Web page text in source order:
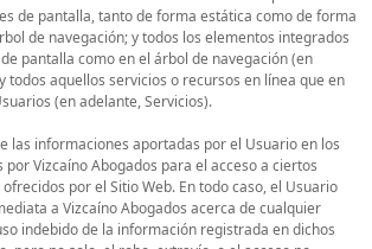
de pantalla, tanto de forma estática como de forma
de navegación; y todos los elementos integrados
pantalla como en el árbol de navegación (en
todos aquellos servicios o recursos en línea que en
(en adelante, Servicios).
las informaciones aportadas por el Usuario en los
Vizcaíno Abogados para el acceso a ciertos
por el Sitio Web. En todo caso, el Usuario
a Vizcaíno Abogados acerca de cualquier
indebido de la información registrada en dichos